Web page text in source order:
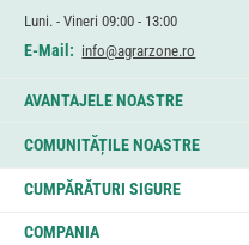
Luni. - Vineri 09:00 - 13:00
E-Mail: info@agrarzone.ro
AVANTAJELE NOASTRE
COMUNITĂȚILE NOASTRE
CUMPĂRĂTURI SIGURE
COMPANIA